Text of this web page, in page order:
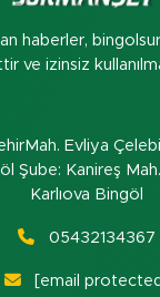
haberler,
ve izinsiz
Evliya
Şube: Kanireş
Karlıova Bingöl
05432134367
[email protected]